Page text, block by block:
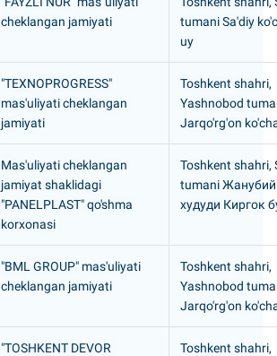
cheklangan jamiyati
tumani Sa'diy
uy
"TEXNOPROGRESS"
mas'uliyati cheklangan
jamiyati
Toshkent shahri,
Yashnobod
Jarqo'rg'on
Mas'uliyati cheklangan
jamiyat shaklidagi
"PANELPLAST" qo'shma
korxonasi
Toshkent shahri,
tumani Жанубий
худуди Киргок
"BML GROUP" mas'uliyati
cheklangan jamiyati
Toshkent shahri,
Yashnobod
Jarqo'rg'on
"TOSHKENT DEVOR
Toshkent shahri,